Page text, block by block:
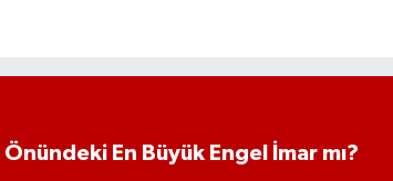
En Büyük Engel İmar mı?